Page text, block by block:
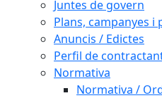
Juntes de govern
Plans, campanyes i
Anuncis / Edictes
Perfil de
Normativa
Normativa /